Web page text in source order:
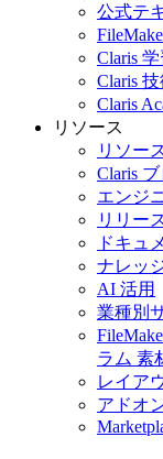
公式テ
Claris
Claris
Claris
リソース
リソー
Claris
エンジ
リリー
ドキュ
ナレッ
AI 活用
業種別
ラム 素
レイア
アドオ